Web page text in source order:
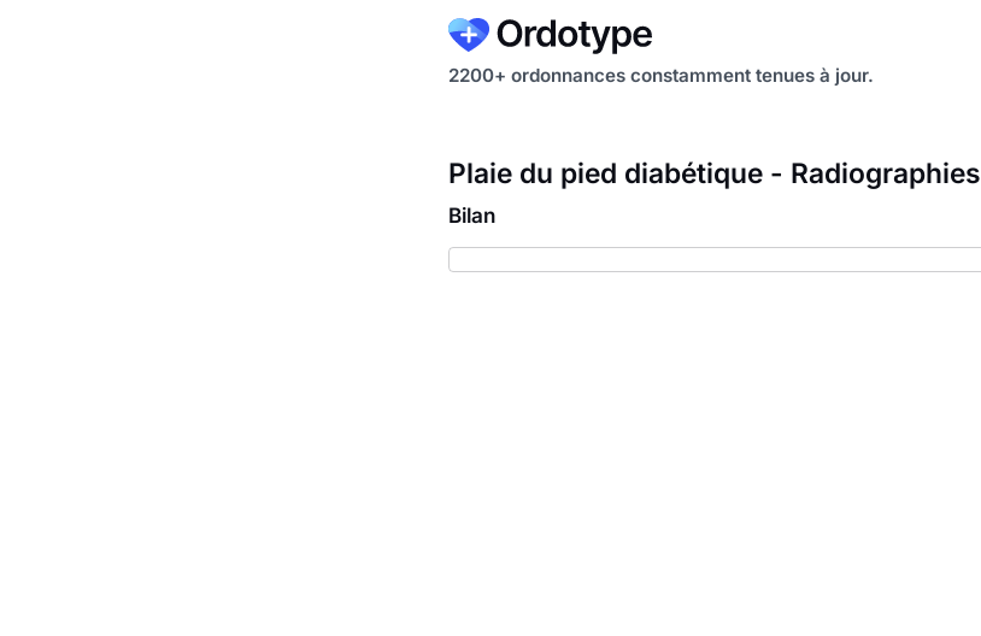
2200+ ordonnances constamment tenues à jour.
Plaie du pied diabétique - Radiographies
Bilan